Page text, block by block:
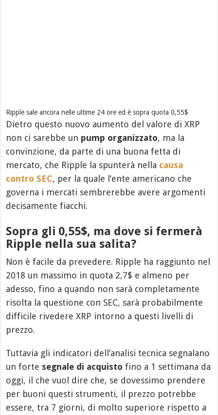
Ripple sale ancora nelle ultime 24 ore ed è sopra quota 0,55$
Dietro questo nuovo aumento del valore di XRP
non ci sarebbe un pump organizzato, ma la
convinzione, da parte di una buona fetta di
mercato, che Ripple la spunterà nella causa
contro SEC, per la quale l’ente americano che
governa i mercati sembrerebbe avere argomenti
decisamente fiacchi.
Sopra gli 0,55$, ma dove si fermerà
Ripple nella sua salita?
Non è facile da prevedere. Ripple ha raggiunto nel
2018 un massimo in quota 2,7$ e almeno per
adesso, fino a quando non sarà completamente
risolta la questione con SEC, sarà probabilmente
difficile rivedere XRP intorno a questi livelli di
prezzo.
Tuttavia gli indicatori dell’analisi tecnica segnalano
un forte segnale di acquisto fino a 1 settimana da
oggi, il che vuol dire che, se dovessimo prendere
per buoni questi strumenti, il prezzo potrebbe
essere, tra 7 giorni, di molto superiore rispetto a